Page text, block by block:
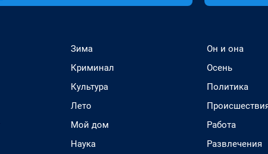
Зима
Криминал
Культура
Лето
Мой дом
Наука
Он и она
Осень
Политика
Работа
Развлечения